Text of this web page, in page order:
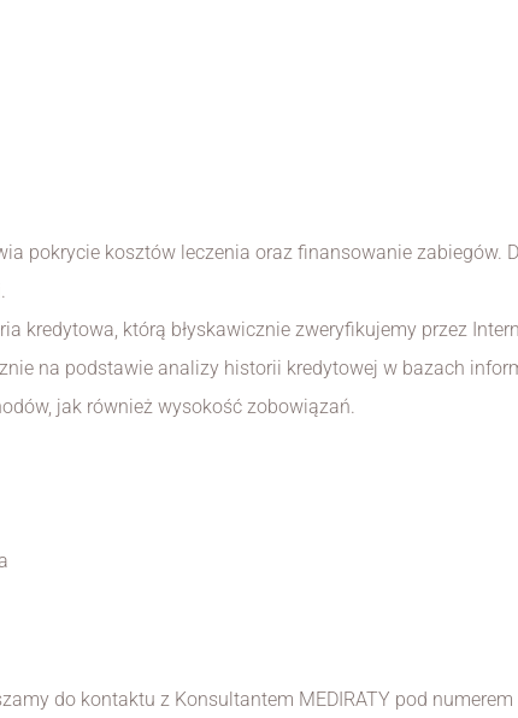
pokrycie kosztów leczenia oraz finansowanie
kredytowa, którą błyskawicznie zweryfikujemy przez
na podstawie analizy historii kredytowej w bazach
jak również wysokość zobowiązań.
do kontaktu z Konsultantem MEDIRATY pod